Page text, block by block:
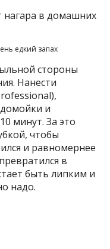
едкий запах
стороны
Нанести
и
минут. За это
чтобы
и равномернее
в
быть липким и
надо.